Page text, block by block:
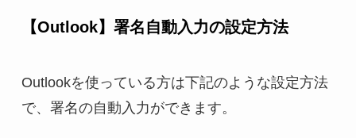
【Outlook】署名自動入力の設定方法
Outlookを使っている方は下記のような設定方法
で、署名の自動入力ができます。